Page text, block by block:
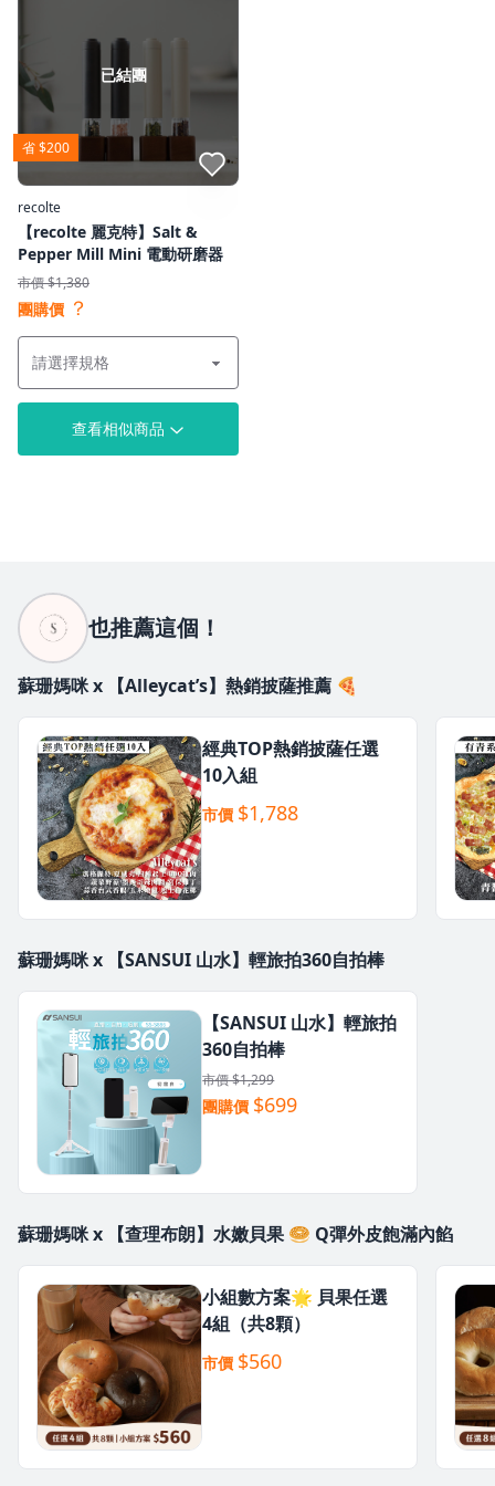
省 $200
已結團
點我收藏
recolte
【recolte 麗克特】Salt &
Pepper Mill Mini 電動研磨器
市價 $1,380
團購價 ？
查看相似商品
也推薦這個！
蘇珊媽咪 x 【Alleycat’s】熱銷披薩推薦 🍕
經典TOP熱銷披薩任選
10入組
市價 $1,788
蘇珊媽咪 x 【SANSUI 山水】輕旅拍360自拍棒
【SANSUI 山水】輕旅拍
360自拍棒
市價 $1,299
團購價 $699
蘇珊媽咪 x 【查理布朗】水嫩貝果 🥯 Q彈外皮飽滿內餡
小組數方案🌟 貝果任選
4組（共8顆）
市價 $560